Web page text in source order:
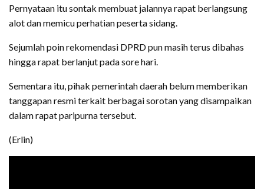
‎Pernyataan itu sontak membuat jalannya rapat berlangsung
alot dan memicu perhatian peserta sidang.
Sejumlah poin rekomendasi DPRD pun masih terus dibahas
hingga rapat berlanjut pada sore hari.
‎Sementara itu, pihak pemerintah daerah belum memberikan
tanggapan resmi terkait berbagai sorotan yang disampaikan
dalam rapat paripurna tersebut.
‎(Erlin)